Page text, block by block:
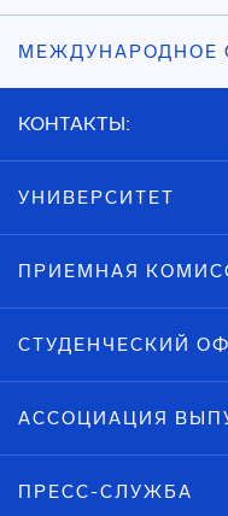
МЕЖДУНАРОДНОЕ
КОНТАКТЫ:
УНИВЕРСИТЕТ
ПРИЕМНАЯ
СТУДЕНЧЕСКИЙ
АССОЦИАЦИЯ
ПРЕСС-СЛУЖБА